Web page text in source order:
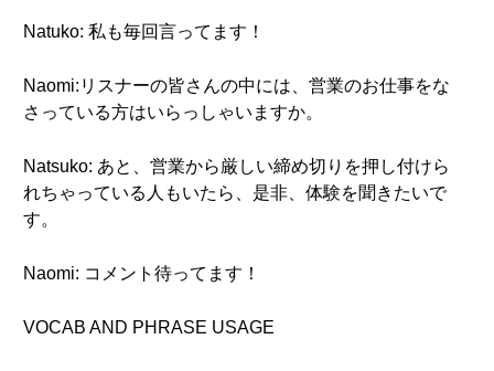
Natuko: 私も毎回言ってます！
Naomi:リスナーの皆さんの中には、営業のお仕事をな
さっている方はいらっしゃいますか。
Natsuko: あと、営業から厳しい締め切りを押し付けら
れちゃっている人もいたら、是非、体験を聞きたいで
す。
Naomi: コメント待ってます！
VOCAB AND PHRASE USAGE